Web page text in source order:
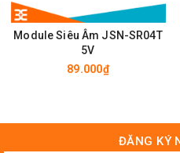
Module Siêu Âm JSN-SR04T
5V
89.000₫
ĐĂNG KÝ